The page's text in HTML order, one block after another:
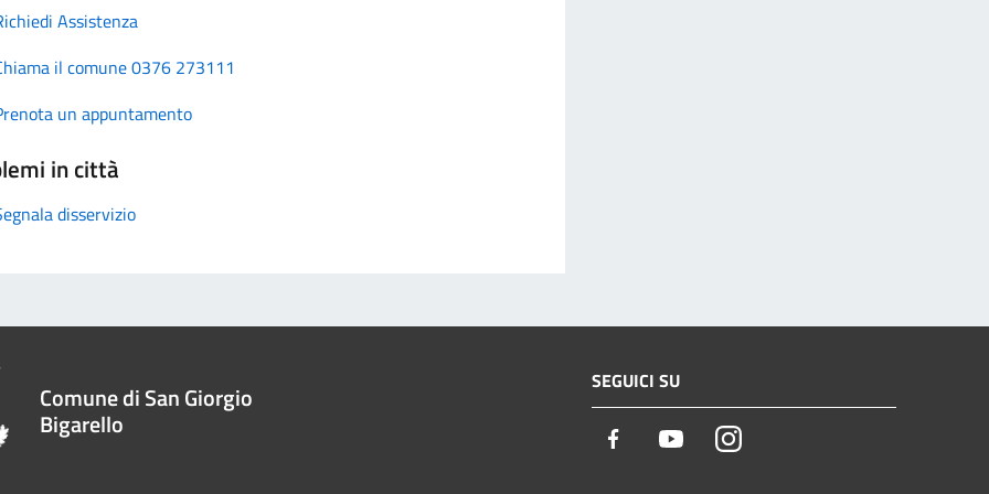
Assistenza
il comune 0376 273111
un appuntamento
in città
disservizio
Comune di San Giorgio
Bigarello
SEGUICI SU
Facebook YoutubeInstagram